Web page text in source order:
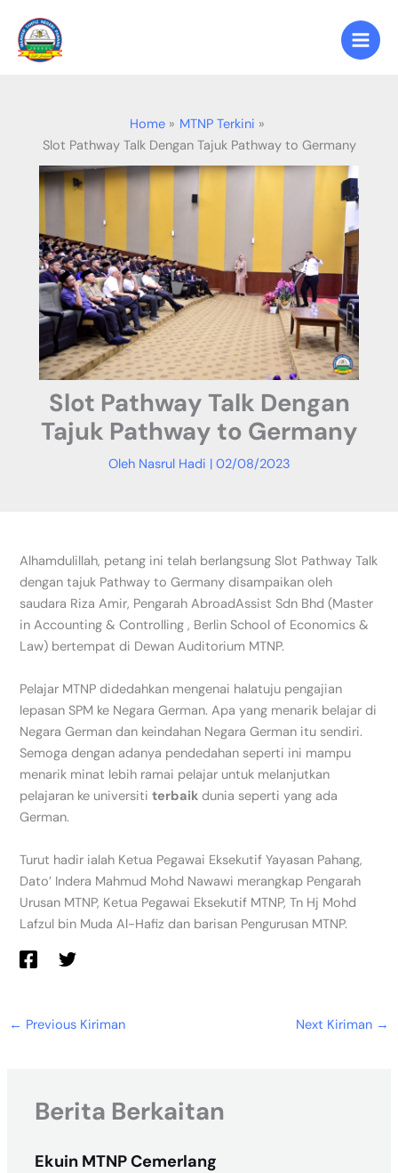
content
Home
MTNP Terkini
Slot Pathway Talk Dengan Tajuk Pathway to Germany
Slot Pathway Talk Dengan
Tajuk Pathway to Germany
Oleh Nasrul Hadi | 02/08/2023
Alhamdulillah, petang ini telah berlangsung Slot Pathway Talk
dengan tajuk Pathway to Germany disampaikan oleh
saudara Riza Amir, Pengarah AbroadAssist Sdn Bhd (Master
in Accounting & Controlling , Berlin School of Economics &
Law) bertempat di Dewan Auditorium MTNP.
Pelajar MTNP didedahkan mengenai halatuju pengajian
lepasan SPM ke Negara German. Apa yang menarik belajar di
Negara German dan keindahan Negara German itu sendiri.
Semoga dengan adanya pendedahan seperti ini mampu
menarik minat lebih ramai pelajar untuk melanjutkan
pelajaran ke universititerbaik dunia seperti yang ada
German.
Turut hadir ialah Ketua Pegawai Eksekutif Yayasan Pahang,
Dato’ Indera Mahmud Mohd Nawawi merangkap Pengarah
Urusan MTNP, Ketua Pegawai Eksekutif MTNP, Tn Hj Mohd
Lafzul bin Muda Al-Hafiz dan barisan Pengurusan MTNP.
← Previous Kiriman Next Kiriman →
Berita Berkaitan
Ekuin MTNP Cemerlang